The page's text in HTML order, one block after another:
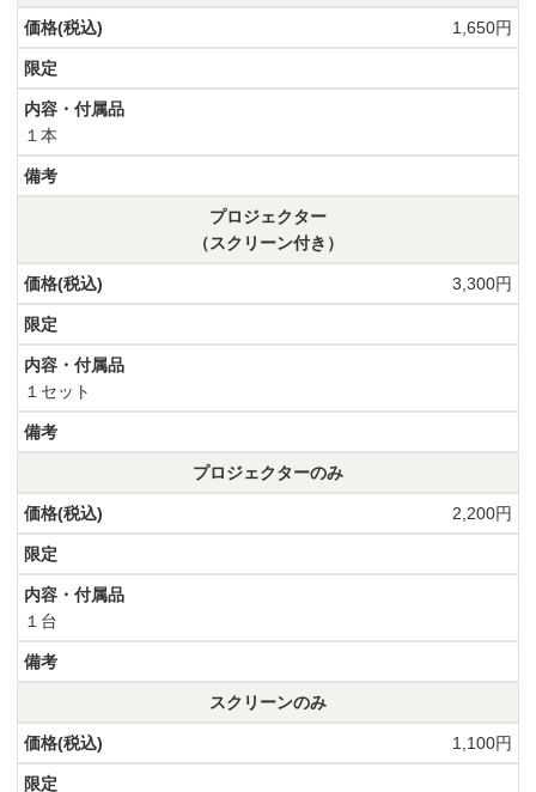
1,650円
１本
プロジェクター
（スクリーン付き）
3,300円
１セット
プロジェクターのみ
2,200円
１台
スクリーンのみ
1,100円